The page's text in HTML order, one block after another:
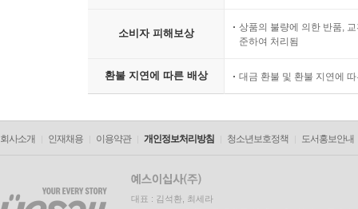
소비자 피해보상
상품의 불량에 의한 반품,
준하여 처리됨
환불 지연에 따른 배상 대금 환불 및 환불 지연에
회사소개 인재채용 이용약관 개인정보처리방침 청소년보호정책 도서홍보안내
대표 : 김석환, 최세라